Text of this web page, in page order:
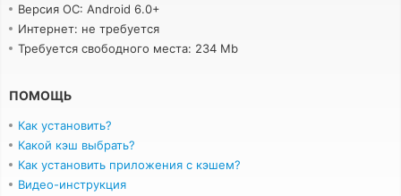
Версия ОС: Android 6.0+
Интернет: не требуется
Требуется свободного места: 234 Mb
ПОМОЩЬ
Как установить?
Какой кэш выбрать?
Как установить приложения с кэшем?
Видео-инструкция